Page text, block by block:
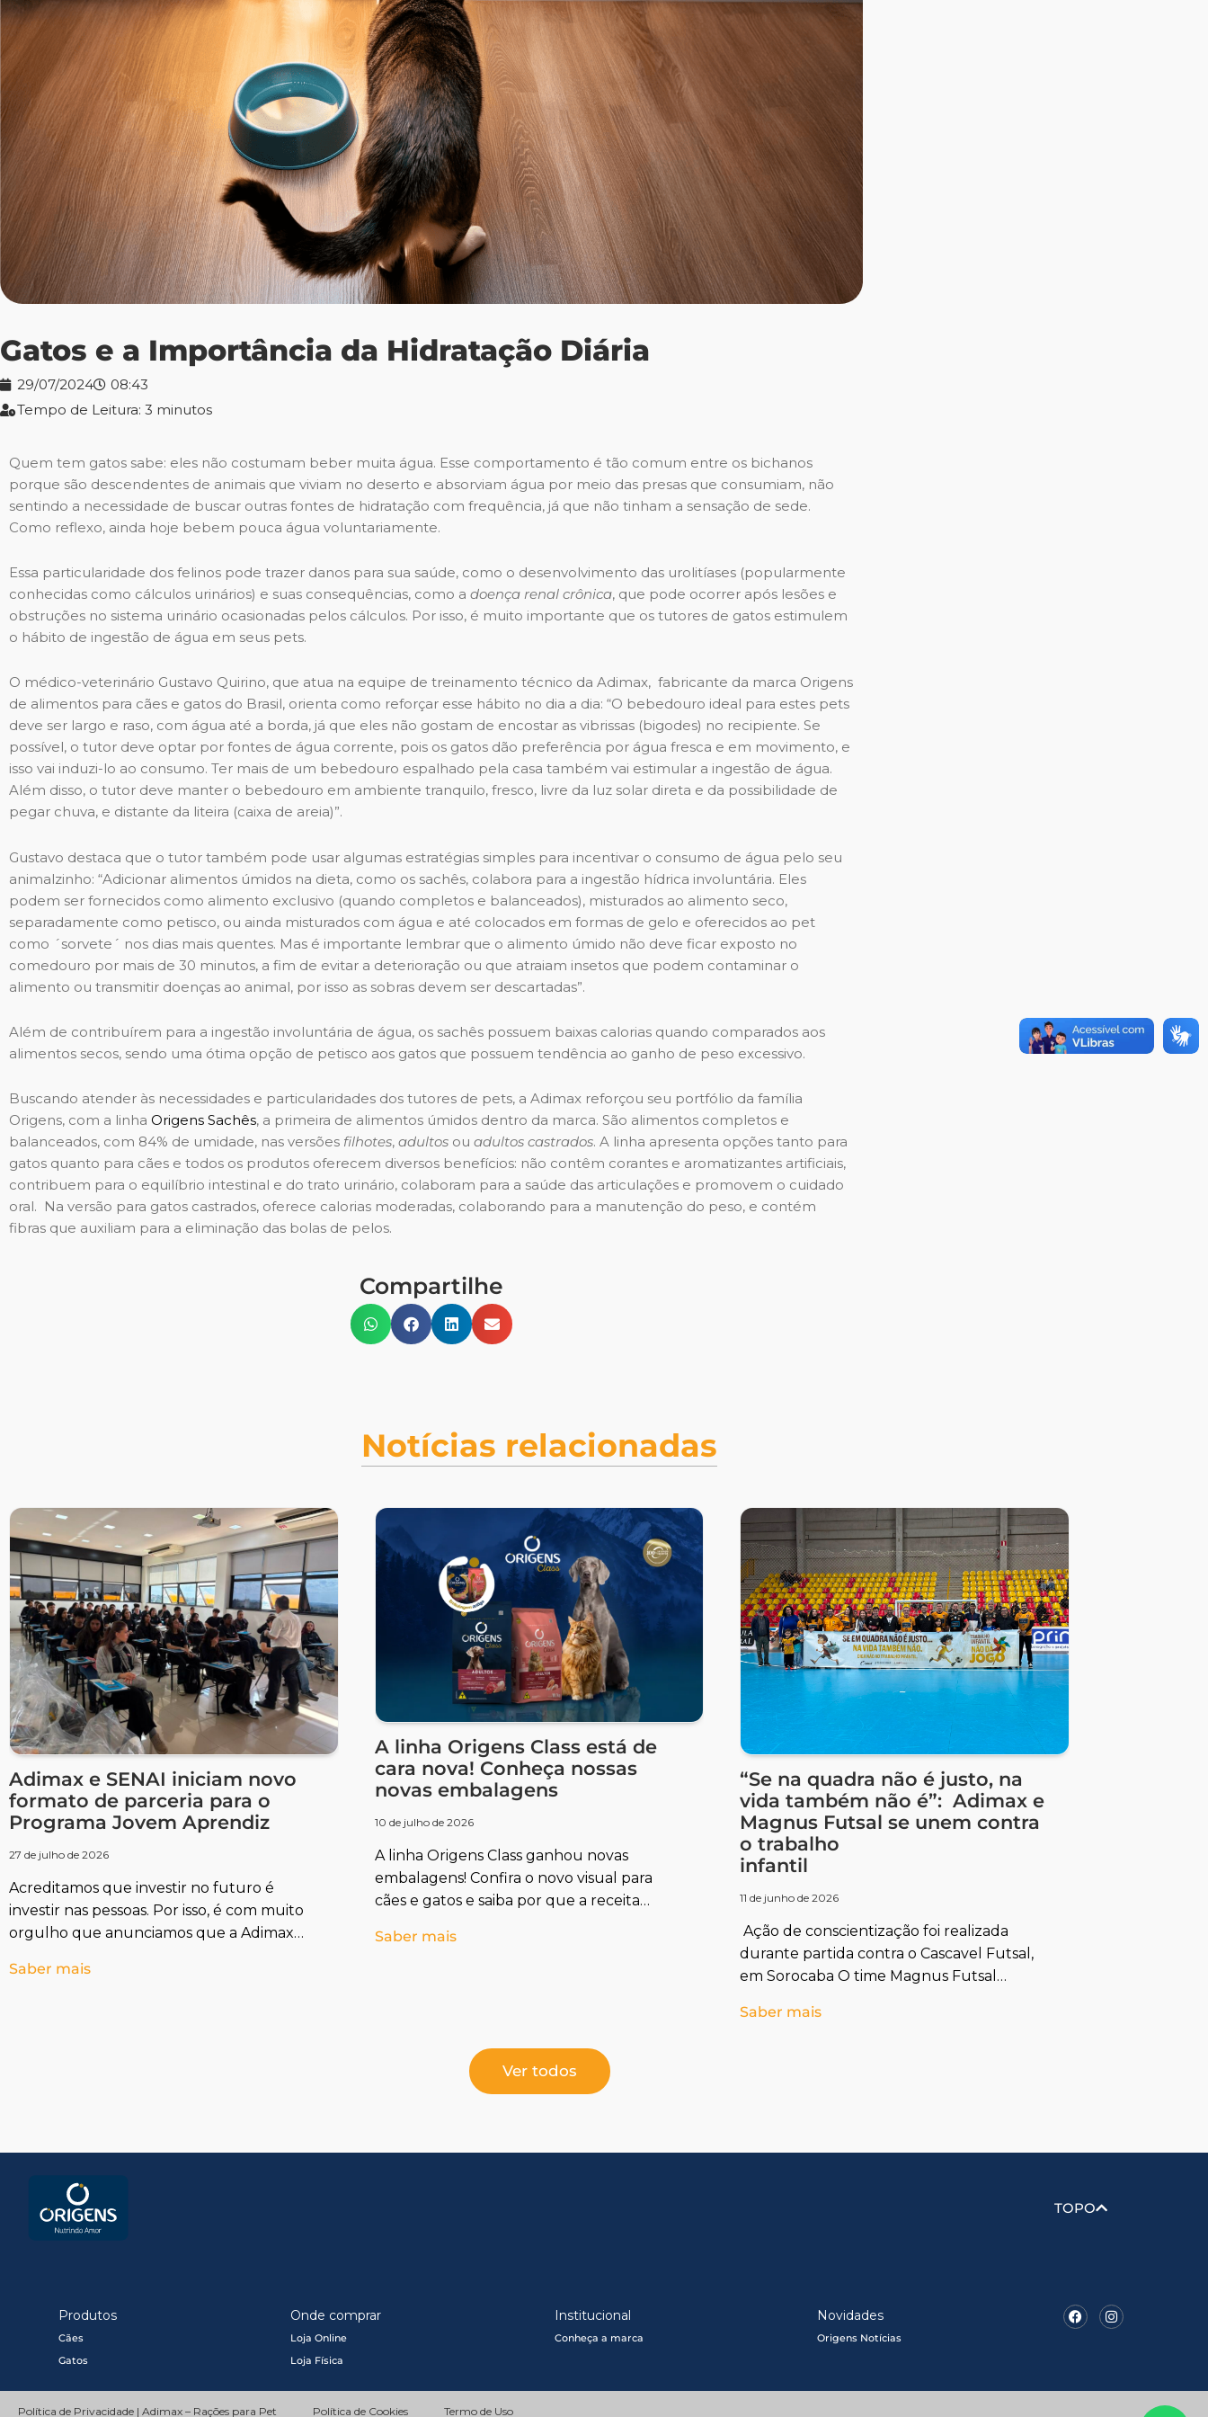
Gatos e a Importância da Hidratação Diária
29/07/2024
08:43
Tempo de Leitura: 3 minutos
Quem tem gatos sabe: eles não costumam beber muita água. Esse comportamento é tão comum entre os bichanos
porque são descendentes de animais que viviam no deserto e absorviam água por meio das presas que consumiam, não
sentindo a necessidade de buscar outras fontes de hidratação com frequência, já que não tinham a sensação de sede.
Como reflexo, ainda hoje bebem pouca água voluntariamente.
Essa particularidade dos felinos pode trazer danos para sua saúde, como o desenvolvimento das urolitíases (popularmente
conhecidas como cálculos urinários) e suas consequências, como a doença renal crônica, que pode ocorrer após lesões e
obstruções no sistema urinário ocasionadas pelos cálculos. Por isso, é muito importante que os tutores de gatos estimulem
o hábito de ingestão de água em seus pets.
O médico-veterinário Gustavo Quirino, que atua na equipe de treinamento técnico da Adimax, fabricante da marca Origens
de alimentos para cães e gatos do Brasil, orienta como reforçar esse hábito no dia a dia: “O bebedouro ideal para estes pets
deve ser largo e raso, com água até a borda, já que eles não gostam de encostar as vibrissas (bigodes) no recipiente. Se
possível, o tutor deve optar por fontes de água corrente, pois os gatos dão preferência por água fresca e em movimento, e
isso vai induzi-lo ao consumo. Ter mais de um bebedouro espalhado pela casa também vai estimular a ingestão de água.
Além disso, o tutor deve manter o bebedouro em ambiente tranquilo, fresco, livre da luz solar direta e da possibilidade de
pegar chuva, e distante da liteira (caixa de areia)”.
Gustavo destaca que o tutor também pode usar algumas estratégias simples para incentivar o consumo de água pelo seu
animalzinho: “Adicionar alimentos úmidos na dieta, como os sachês, colabora para a ingestão hídrica involuntária. Eles
podem ser fornecidos como alimento exclusivo (quando completos e balanceados), misturados ao alimento seco,
separadamente como petisco, ou ainda misturados com água e até colocados em formas de gelo e oferecidos ao pet
como ´sorvete´ nos dias mais quentes. Mas é importante lembrar que o alimento úmido não deve ficar exposto no
comedouro por mais de 30 minutos, a fim de evitar a deterioração ou que atraiam insetos que podem contaminar o
alimento ou transmitir doenças ao animal, por isso as sobras devem ser descartadas”.
Além de contribuírem para a ingestão involuntária de água, os sachês possuem baixas calorias quando comparados aos
alimentos secos, sendo uma ótima opção de petisco aos gatos que possuem tendência ao ganho de peso excessivo.
Buscando atender às necessidades e particularidades dos tutores de pets, a Adimax reforçou seu portfólio da família
Origens, com a linha Origens Sachês, a primeira de alimentos úmidos dentro da marca. São alimentos completos e
balanceados, com 84% de umidade, nas versões filhotes, adultos ou adultos castrados. A linha apresenta opções tanto para
gatos quanto para cães e todos os produtos oferecem diversos benefícios: não contêm corantes e aromatizantes artificiais,
contribuem para o equilíbrio intestinal e do trato urinário, colaboram para a saúde das articulações e promovem o cuidado
oral. Na versão para gatos castrados, oferece calorias moderadas, colaborando para a manutenção do peso, e contém
fibras que auxiliam para a eliminação das bolas de pelos.
Compartilhe
Notícias relacionadas
Adimax e SENAI iniciam novo
formato de parceria para o
Programa Jovem Aprendiz
27 de julho de 2026
Acreditamos que investir no futuro é
investir nas pessoas. Por isso, é com muito
orgulho que anunciamos que a Adimax
Saber mais
A linha Origens Class está de
cara nova! Conheça nossas
novas embalagens
10 de julho de 2026
A linha Origens Class ganhou novas
embalagens! Confira o novo visual para
cães e gatos e saiba por que a receita
mesma.
Saber mais
“Se na quadra não é justo, na
vida também não é”: Adimax e
Magnus Futsal se unem contra
o trabalho
infantil
11 de junho de 2026
Ação de conscientização foi realizada
durante partida contra o Cascavel Futsal,
em Sorocaba O time Magnus Futsal
partida
Saber mais
Ver todos
TOPO
Produtos
Cães
Gatos
Onde comprar
Loja Online
Loja Física
Institucional
Conheça a marca
Novidades
Origens Notícias
FacebookInstagram
Política de Privacidade | Adimax – Rações para Pet Política de Cookies Termo de Uso